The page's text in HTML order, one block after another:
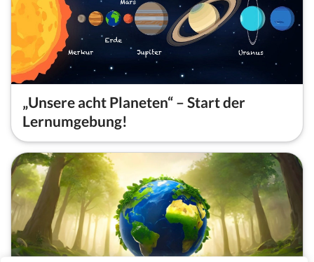
„Unsere acht Planeten“ – Start der
Lernumgebung!